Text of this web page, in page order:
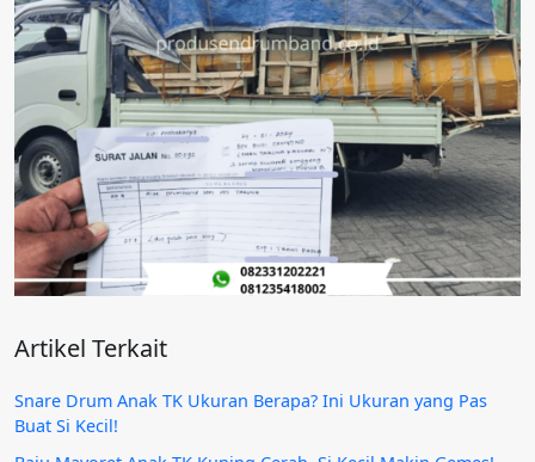
Artikel Terkait
Snare Drum Anak TK Ukuran Berapa? Ini Ukuran yang Pas
Buat Si Kecil!